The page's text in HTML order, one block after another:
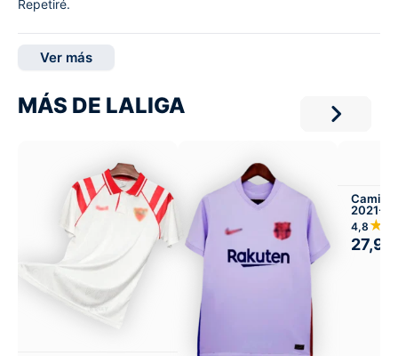
Repetiré.
Ver más
MÁS DE LALIGA
2021-
4,8
27,99